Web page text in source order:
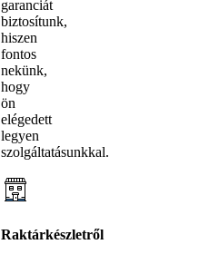
garanciát
biztosítunk,
hiszen
fontos
nekünk,
hogy
ön
elégedett
legyen
szolgáltatásunkkal.
Raktárkészletről